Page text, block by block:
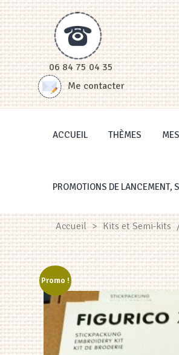
06 84 75 04 35
Me contacter
ACCUEIL THÈMES
PROMOTIONS DE LANCEMENT,
Accueil > Kits et Semi-kits
Promo !
Panneau de gestion des cookies